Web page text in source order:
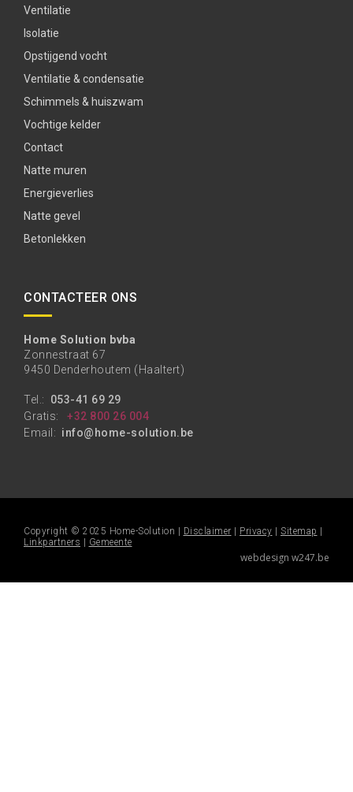
Ventilatie
Isolatie
Opstijgend vocht
Ventilatie & condensatie
Schimmels & huiszwam
Vochtige kelder
Contact
Natte muren
Energieverlies
Natte gevel
Betonlekken
CONTACTEER ONS
Home Solution bvba
Zonnestraat 67
9450 Denderhoutem (Haaltert)
Tel.: 053-41 69 29
Gratis:
+32 800 26 004
Email: info@home-solution.be
Copyright © 2025 Home-Solution | Disclaimer Privacy Sitemap
Linkpartners
Gemeente
webdesign w247.be